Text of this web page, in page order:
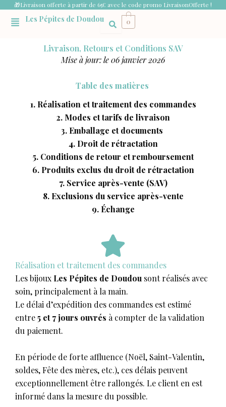
Aller🎁Livraison offerte à partir de 65€ avec le code promo LivraisonOfferte !
MenuLes Pépites de Doudou 0
Livraison, Retours et Conditions SAV
Mise à jour: le 06 janvier 2026
Table des matières
1. Réalisation et traitement des commandes
2. Modes et tarifs de livraison
3. Emballage et documents
4. Droit de rétractation
5. Conditions de retour et remboursement
6. Produits exclus du droit de rétractation
7. Service après-vente (SAV)
8. Exclusions du service après-vente
9. Échange
Réalisation et traitement des commandes
Les bijoux Les Pépites de Doudou sont réalisés avec
soin, principalement à la main.
Le délai d’expédition des commandes est estimé
entre5 et 7 jours ouvrés à compter de la validation
du paiement.
En période de forte affluence (Noël, Saint-Valentin,
soldes, Fête des mères, etc.), ces délais peuvent
exceptionnellement être rallongés. Le client en est
informé dans la mesure du possible.